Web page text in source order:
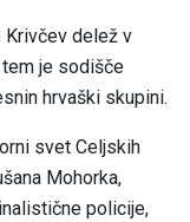
Krivčev delež v
je sodišče
hrvaški skupini.
svet Celjskih
Mohorka,
policije,